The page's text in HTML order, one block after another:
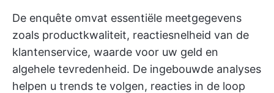
De enquête omvat essentiële meetgegevens
zoals productkwaliteit, reactiesnelheid van de
klantenservice, waarde voor uw geld en
algehele tevredenheid. De ingebouwde analyses
helpen u trends te volgen, reacties in de loop